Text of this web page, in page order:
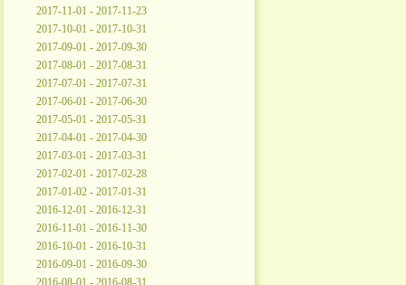
2017-11-01 - 2017-11-23
2017-10-01 - 2017-10-31
2017-09-01 - 2017-09-30
2017-08-01 - 2017-08-31
2017-07-01 - 2017-07-31
2017-06-01 - 2017-06-30
2017-05-01 - 2017-05-31
2017-04-01 - 2017-04-30
2017-03-01 - 2017-03-31
2017-02-01 - 2017-02-28
2017-01-02 - 2017-01-31
2016-12-01 - 2016-12-31
2016-11-01 - 2016-11-30
2016-10-01 - 2016-10-31
2016-09-01 - 2016-09-30
2016-08-01 - 2016-08-31